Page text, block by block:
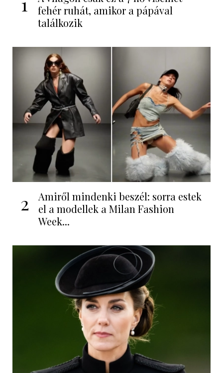
fehér ruhát, amikor a pápával
találkozik
2
Amiről mindenki beszél: sorra estek
el a modellek a Milan Fashion
Week...